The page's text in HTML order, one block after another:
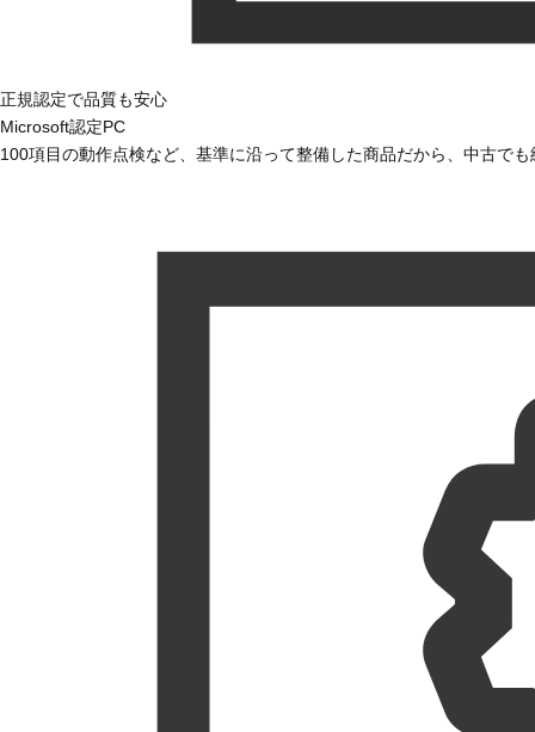
正規認定で品質も安心
Microsoft認定PC
100項目の動作点検など、基準に沿って整備した商品だから、中古で